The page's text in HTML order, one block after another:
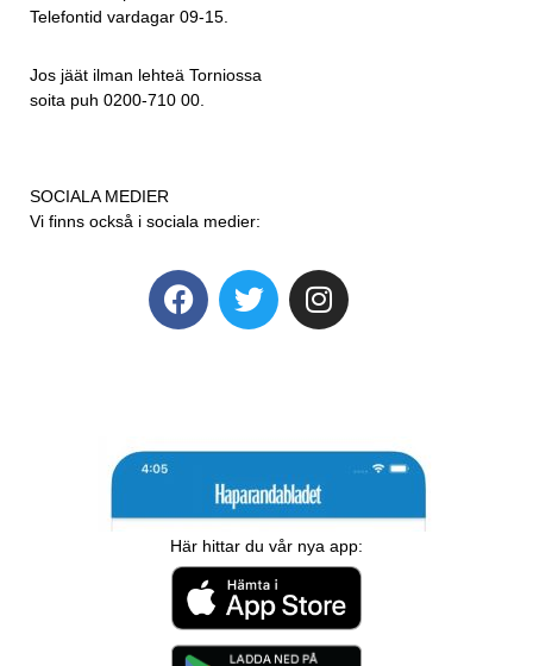
Telefontid vardagar 09-15.
Jos jäät ilman lehteä Torniossa
soita puh 0200-710 00.
SOCIALA MEDIER
Vi finns också i sociala medier:
Här hittar du vår nya app: